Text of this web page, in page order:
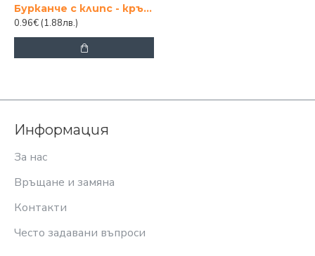
Бурканче с клипс - кръгло 120ml
0.96€ (1.88лв.)
Информация
За нас
Връщане и замяна
Контакти
Често задавани въпроси